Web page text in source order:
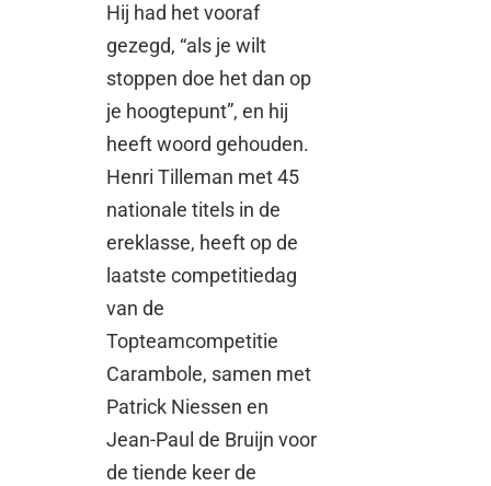
Hij had het vooraf
gezegd, “als je wilt
stoppen doe het dan op
je hoogtepunt”, en hij
heeft woord gehouden.
Henri Tilleman met 45
nationale titels in de
ereklasse, heeft op de
laatste competitiedag
van de
Topteamcompetitie
Carambole, samen met
Patrick Niessen en
Jean-Paul de Bruijn voor
de tiende keer de